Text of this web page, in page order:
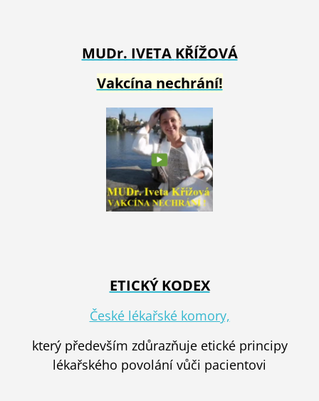
MUDr. IVETA KŘÍŽOVÁ
Vakcína nechrání!
ETICKÝ KODEX
České lékařské komory,
který především zdůrazňuje etické principy
lékařského povolání vůči pacientovi